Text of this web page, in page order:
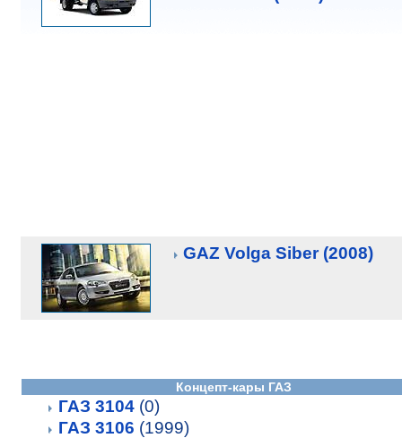
GAZ Volga Siber (2008)
Концепт-кары ГАЗ
ГАЗ 3104(0)
ГАЗ 3106 (1999)